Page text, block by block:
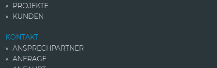
PROJEKTE
KUNDEN
KONTAKT
ANSPRECHPARTNER
ANFRAGE